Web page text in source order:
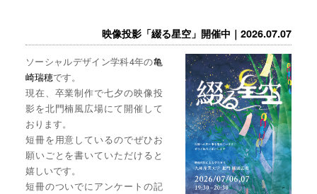
映像投影「綴る星空」開催中｜2026.07.07
ソーシャルデザイン学科4年の亀
崎瑞穂です。
現在、卒業制作で七夕の映像投
影を北門楠風広場にて開催して
おります。
短冊を用意しているのでぜひお
願いごとを書いていただけると
嬉しいです。
短冊のついでにアンケートの記